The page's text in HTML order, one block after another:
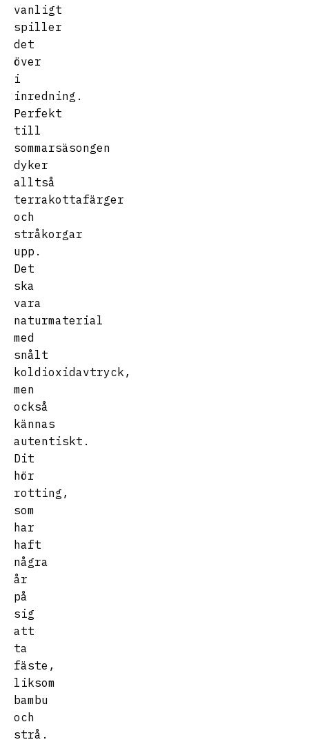
vanligt
spiller
det
över
i
inredning.
Perfekt
till
sommarsäsongen
dyker
alltså
terrakottafärger
och
stråkorgar
upp.
Det
ska
vara
naturmaterial
med
snålt
koldioxidavtryck,
men
också
kännas
autentiskt.
Dit
hör
rotting,
som
har
haft
några
år
på
sig
att
ta
fäste,
liksom
bambu
och
strå.